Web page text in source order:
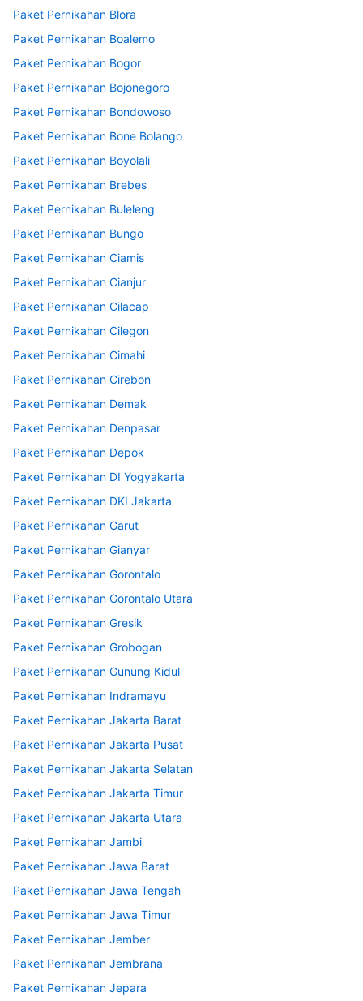
Paket Pernikahan Blora
Paket Pernikahan Boalemo
Paket Pernikahan Bogor
Paket Pernikahan Bojonegoro
Paket Pernikahan Bondowoso
Paket Pernikahan Bone Bolango
Paket Pernikahan Boyolali
Paket Pernikahan Brebes
Paket Pernikahan Buleleng
Paket Pernikahan Bungo
Paket Pernikahan Ciamis
Paket Pernikahan Cianjur
Paket Pernikahan Cilacap
Paket Pernikahan Cilegon
Paket Pernikahan Cimahi
Paket Pernikahan Cirebon
Paket Pernikahan Demak
Paket Pernikahan Denpasar
Paket Pernikahan Depok
Paket Pernikahan DI Yogyakarta
Paket Pernikahan DKI Jakarta
Paket Pernikahan Garut
Paket Pernikahan Gianyar
Paket Pernikahan Gorontalo
Paket Pernikahan Gorontalo Utara
Paket Pernikahan Gresik
Paket Pernikahan Grobogan
Paket Pernikahan Gunung Kidul
Paket Pernikahan Indramayu
Paket Pernikahan Jakarta Barat
Paket Pernikahan Jakarta Pusat
Paket Pernikahan Jakarta Selatan
Paket Pernikahan Jakarta Timur
Paket Pernikahan Jakarta Utara
Paket Pernikahan Jambi
Paket Pernikahan Jawa Barat
Paket Pernikahan Jawa Tengah
Paket Pernikahan Jawa Timur
Paket Pernikahan Jember
Paket Pernikahan Jembrana
Paket Pernikahan Jepara